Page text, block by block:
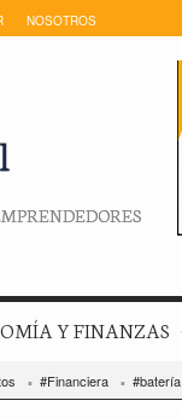
NOSOTROS
Y FINANZAS
#Financiera #batería